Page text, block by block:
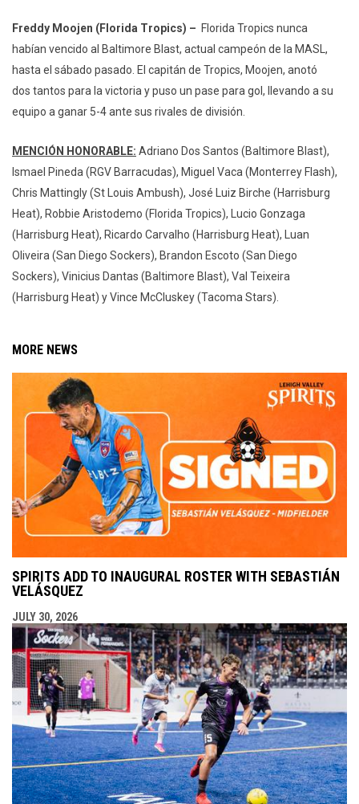
Freddy Moojen (Florida Tropics) – Florida Tropics nunca
habían vencido al Baltimore Blast, actual campeón de la MASL,
hasta el sábado pasado. El capitán de Tropics, Moojen, anotó
dos tantos para la victoria y puso un pase para gol, llevando a su
equipo a ganar 5-4 ante sus rivales de división.
MENCIÓN HONORABLE: Adriano Dos Santos (Baltimore Blast),
Ismael Pineda (RGV Barracudas), Miguel Vaca (Monterrey Flash),
Chris Mattingly (St Louis Ambush), José Luiz Birche (Harrisburg
Heat), Robbie Aristodemo (Florida Tropics), Lucio Gonzaga
(Harrisburg Heat), Ricardo Carvalho (Harrisburg Heat), Luan
Oliveira (San Diego Sockers), Brandon Escoto (San Diego
Sockers), Vinicius Dantas (Baltimore Blast), Val Teixeira
(Harrisburg Heat) y Vince McCluskey (Tacoma Stars).
MORE NEWS
SPIRITS ADD TO INAUGURAL ROSTER WITH SEBASTIÁN
VELÁSQUEZ
JULY 30, 2026